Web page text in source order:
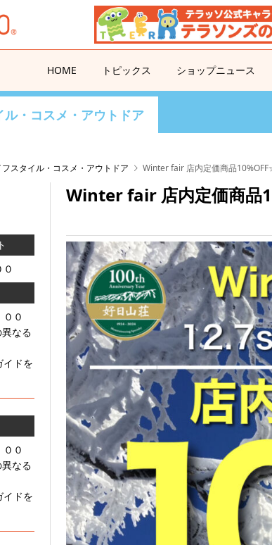
HOME トピックス ショップニュース
ル・コスメ・アウトドア
フスタイル・コスメ・アウトドア Winter fair 店内定価商品
Winter fair 店内定価商品
０
なる
イドを
０
なる
イドを